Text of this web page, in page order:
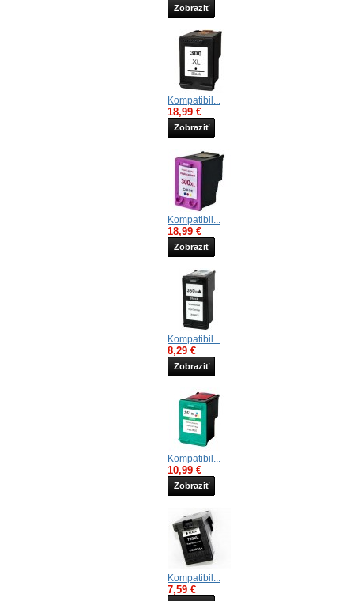
Zobraziť
Kompatibil...
18,99 €
Zobraziť
Kompatibil...
18,99 €
Zobraziť
Kompatibil...
8,29 €
Zobraziť
Kompatibil...
10,99 €
Zobraziť
Kompatibil...
7,59 €